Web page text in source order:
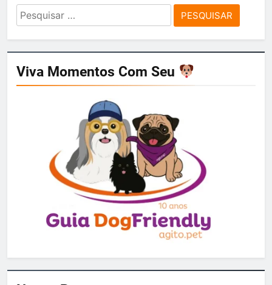
Pesquisar
por:
Viva Momentos Com Seu